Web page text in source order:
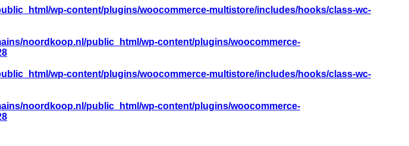
wp-content/plugins/woocommerce-multistore/includes/hooks/class-wc-
noordkoop.nl/public_html/wp-content/plugins/woocommerce-
wp-content/plugins/woocommerce-multistore/includes/hooks/class-wc-
noordkoop.nl/public_html/wp-content/plugins/woocommerce-